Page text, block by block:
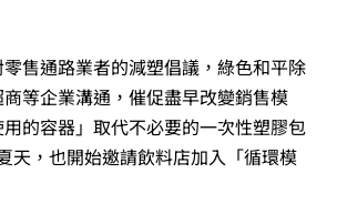
售通路業者的減塑倡議，綠色和平除
等企業溝通，催促盡早改變銷售模
的容器」取代不必要的一次性塑膠包
天，也開始邀請飲料店加入「循環模